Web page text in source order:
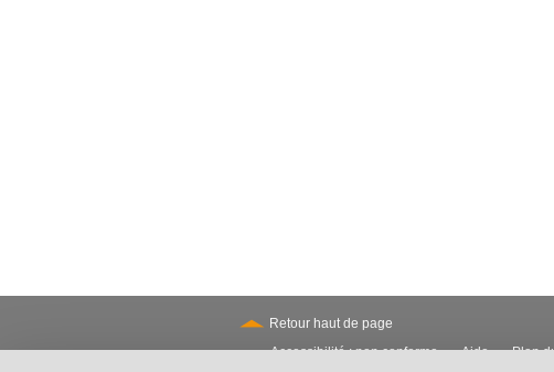
Retour haut de page
Accessibilité : non conforme -Aide -Plan